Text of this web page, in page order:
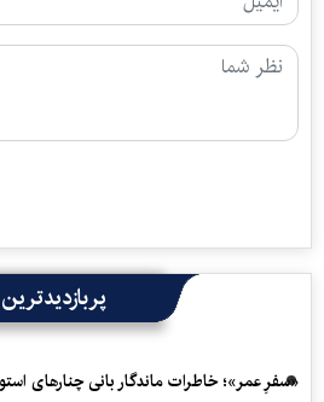
پربازدیدترین
«سفرِ عمر»؛ خاطرات ماندگار بانی چنارهای